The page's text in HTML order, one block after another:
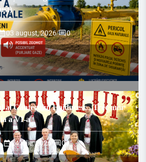
03 august, 2026/ 0
al Cântecului Haiducesc „Trec anii
a VI-a
24 iulie, 2026/ 0